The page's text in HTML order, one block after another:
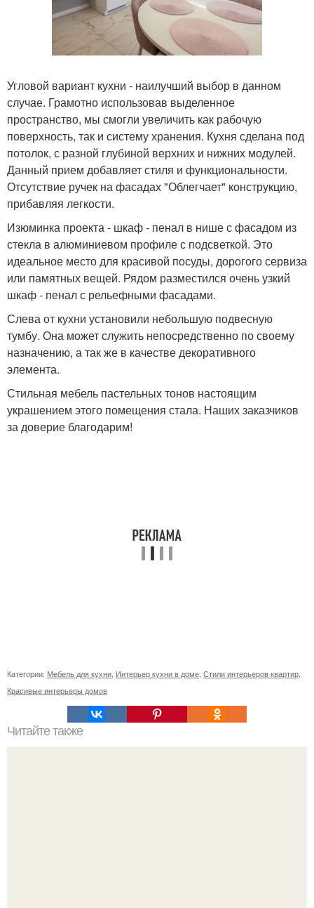
Угловой вариант кухни - наилучший выбор в данном
случае. Грамотно использовав выделенное
пространство, мы смогли увеличить как рабочую
поверхность, так и систему хранения. Кухня сделана под
потолок, с разной глубиной верхних и нижних модулей.
Данный прием добавляет стиля и функциональности.
Отсутствие ручек на фасадах "Облегчает" конструкцию,
прибавляя легкости.
Изюминка проекта - шкаф - пенал в нише с фасадом из
стекла в алюминиевом профиле с подсветкой. Это
идеальное место для красивой посуды, дорогого сервиза
или памятных вещей. Рядом разместился очень узкий
шкаф - пенал с рельефными фасадами.
Слева от кухни установили небольшую подвесную
тумбу. Она может служить непосредственно по своему
назначению, а так же в качестве декоративного
элемента.
Стильная мебель пастельных тонов настоящим
украшением этого помещения стала. Наших заказчиков
за доверие благодарим!
Категории: Мебель для кухни Интерьер кухни в доме Стили интерьеров квартир
Красивые интерьеры домов
Читайте также